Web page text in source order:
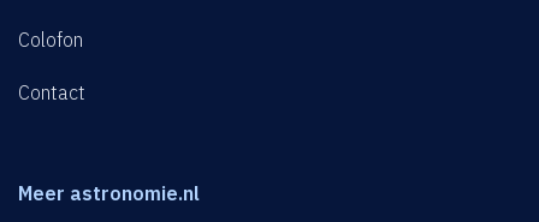
Colofon
Contact
Meer astronomie.nl